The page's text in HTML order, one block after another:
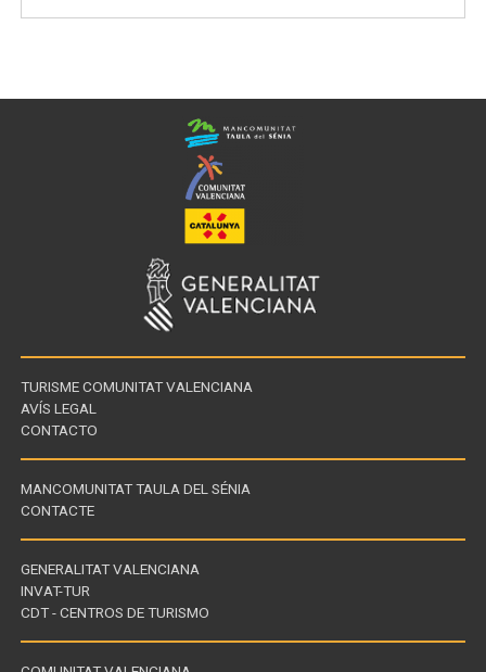
TURISME COMUNITAT VALENCIANA
AVÍS LEGAL
CONTACTO
MANCOMUNITAT TAULA DEL SÉNIA
CONTACTE
Enllaços
GENERALITAT VALENCIANA
INVAT-TUR
CDT - CENTROS DE TURISMO